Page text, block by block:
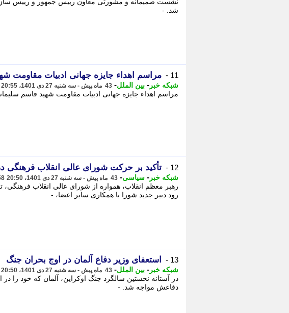
شد. -
11 - مراسم اهداء جایزه جهانی ادبیات مقاومت
شبکه خبر - بین الملل- 43 ماه پیش - سه شنبه 27 دی 1401، 20:55
مراسم اهداء جایزه جهانی ادبیات مقاومت شهید قاسم
12 - تأکید بر حرکت شورای عالی انقلاب فرهنگی
شبکه خبر - سیاسی- 43 ماه پیش - سه شنبه 27 دی 1401، 20:50
رهبر معظم انقلاب، همواره از شورای عالی انقلاب
رود دبیر جدید شورا با همکاری سایر اعضا، -
13 - استعفای وزیر دفاع آلمان در اوج بحران جنگ
شبکه خبر - بین الملل- 43 ماه پیش - سه شنبه 27 دی 1401، 20:50
در آستانه نخستین سالگرد جنگ اوکراین، آلمان که خود را در
دفاعش مواجه شد. -